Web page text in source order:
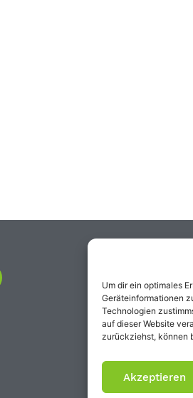
Um dir ein optimales
Geräteinformationen
Technologien
auf dieser Website
zurückziehst, können
Akzeptieren